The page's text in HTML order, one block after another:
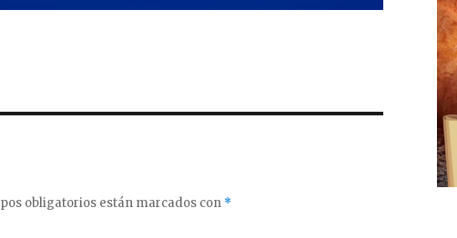
obligatorios están marcados con *